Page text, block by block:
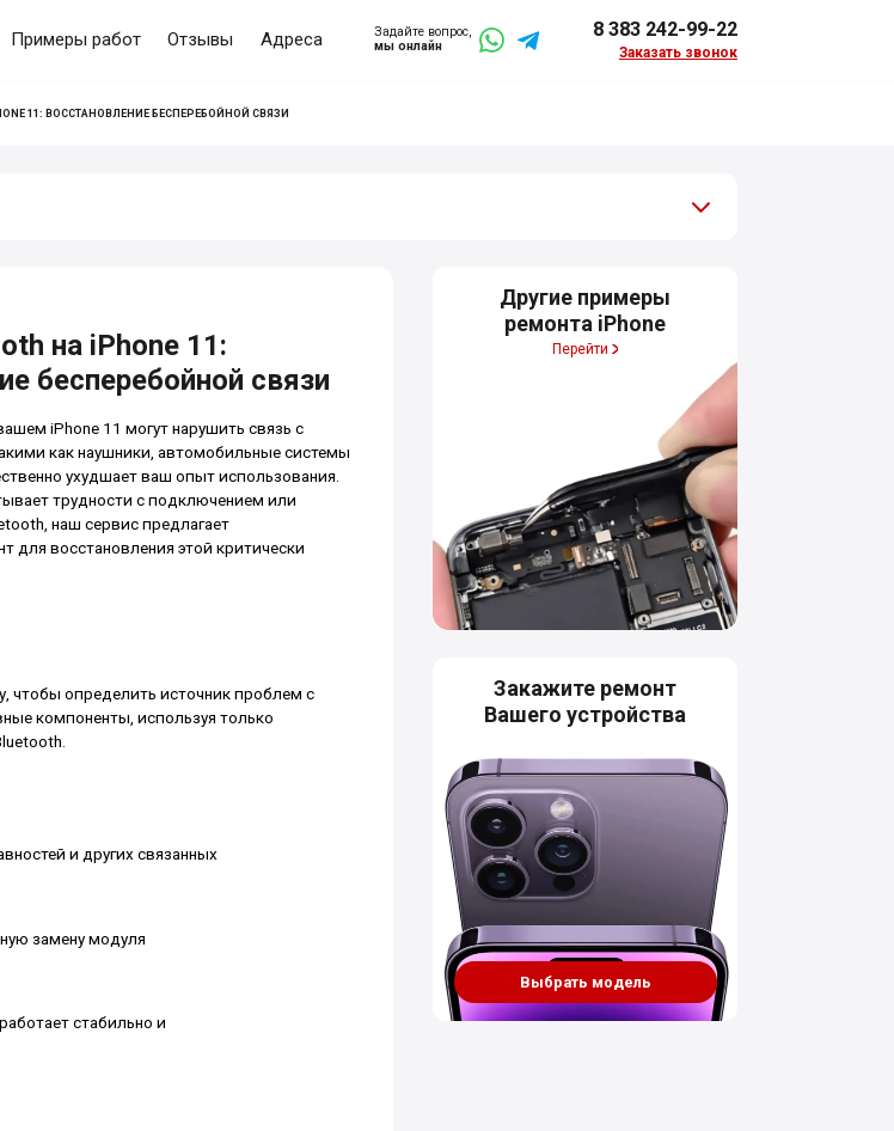
Примеры работ Отзывы Адреса
Задайте вопрос,
мы онлайн
8 383 242-99-22
Заказать звонок
11: ВОССТАНОВЛЕНИЕ БЕСПЕРЕБОЙНОЙ СВЯЗИ
на iPhone 11:
бесперебойной связи
iPhone 11 могут нарушить связь с
как наушники, автомобильные системы
ухудшает ваш опыт использования.
трудности с подключением или
наш сервис предлагает
для восстановления этой критически
чтобы определить источник проблем с
компоненты, используя только
и других связанных
замену модуля
стабильно и
Другие примеры
ремонта iPhone
Перейти
Закажите ремонт
Вашего устройства
Выбрать модель